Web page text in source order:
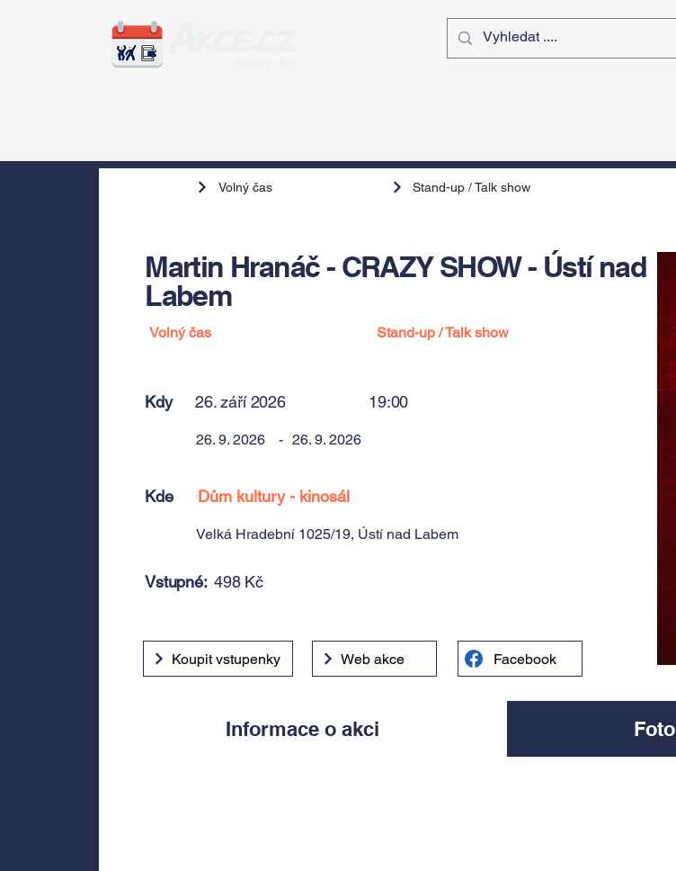
Volný čas Stand-up / Talk show
Martin Hranáč - CRAZY SHOW - Ústí nad
Labem
Volný čas Stand-up / Talk show
Kdy 26. září 2026 19:00
26. 9. 2026 - 26. 9. 2026
Kde Dům kultury - kinosál
Velká Hradební 1025/19, Ústí nad Labem
Vstupné: 498 Kč
Koupit vstupenky Web akce Facebook
Informace o akci Foto